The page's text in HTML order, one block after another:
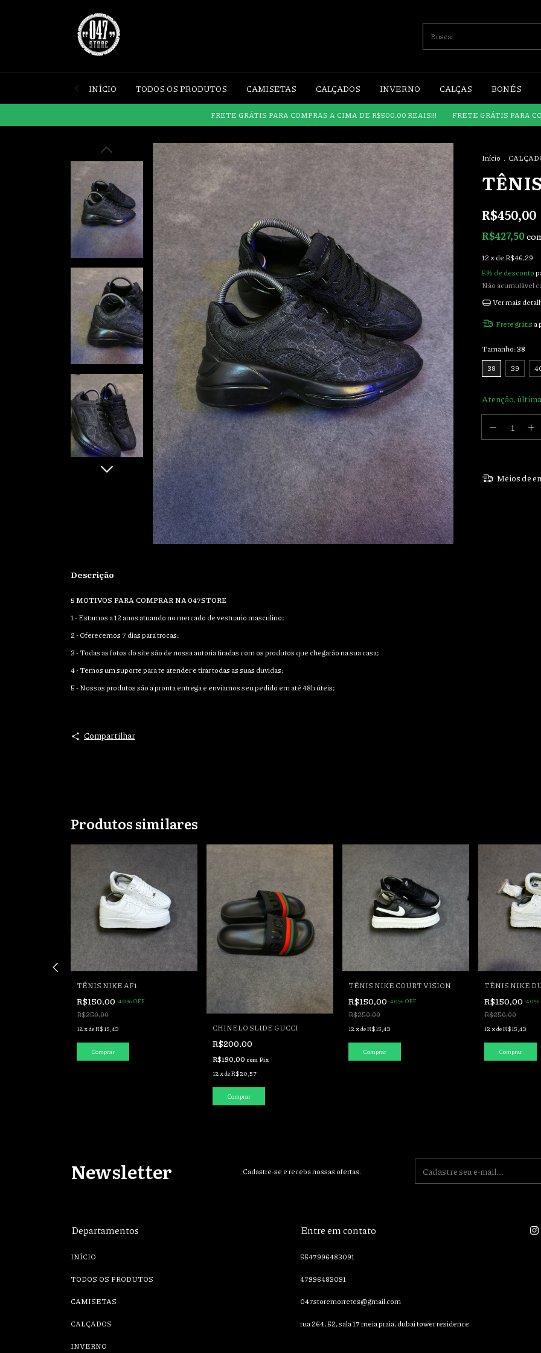
INÍCIO TODOS OS PRODUTOS CAMISETAS CALÇADOS INVERNO CALÇAS BONÉS
FRETE GRÁTIS PARA COMPRAS A CIMA DE R$500,00 REAIS!!! FRETE GRÁTIS PARA
Início .
R$450,00
R$427,50
12x deR$46,29
5% de desconto
Não acumulável
Ver mais
Frete grátis a
Tamanho:38
38
39
Atenção,
Meios de
Descrição
5 MOTIVOS PARA COMPRAR NA 047STORE
1 - Estamos a 12 anos atuando no mercado de vestuario masculino;
2 - Oferecemos 7 dias para trocas;
3 - Todas as fotos do site são de nossa autoria tiradas com os produtos que chegarão na sua casa;
4 - Temos um suporte para te atender e tirar todas as suas duvidas;
5 - Nossos produtos são a pronta entrega e enviamos seu pedido em até 48h úteis;
Compartilhar
Produtos similares
TÊNIS NIKE AF1
R$150,00-40% OFF
R$250,00
12 xdeR$15,43
Comprar
CHINELO SLIDE GUCCI
R$200,00
R$190,00 com Pix
12 xdeR$20,57
Comprar
TÊNIS NIKE COURT VISION
R$150,00-40% OFF
R$250,00
12 xdeR$15,43
Comprar
TÊNIS NIKE
R$150,00-40%
R$250,00
12 xdeR$15,43
Comprar
Newsletter Cadastre-se e receba nossas ofertas.
Departamentos
INÍCIO
TODOS OS PRODUTOS
CAMISETAS
CALÇADOS
INVERNO
Entre em contato
5547996483091
47996483091
047storemorretes@gmail.com
rua 264, 52, sala 17 meia praia, dubai tower residence